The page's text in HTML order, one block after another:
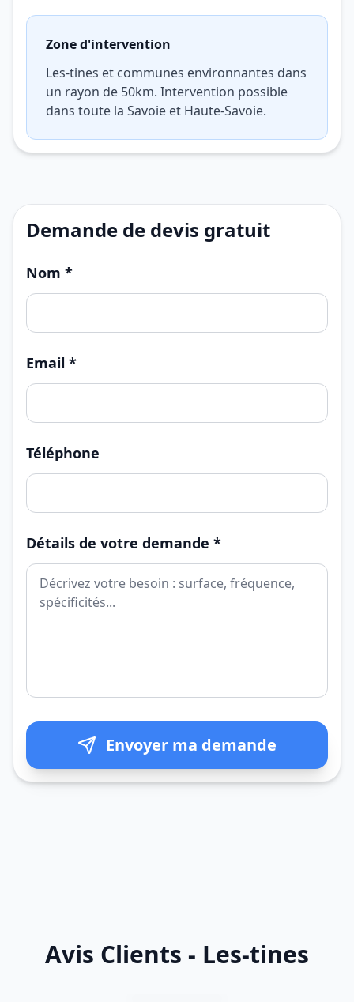
Zone d'intervention
Les-tines et communes environnantes dans
un rayon de 50km. Intervention possible
dans toute la Savoie et Haute-Savoie.
Demande de devis gratuit
Nom *
Email *
Téléphone
Détails de votre demande *
Envoyer ma demande
Avis Clients - Les-tines